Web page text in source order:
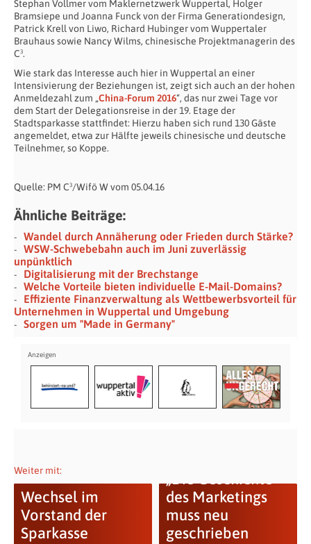
Stephan Vollmer vom Maklernetzwerk Wuppertal, Holger
Bramsiepe und Joanna Funck von der Firma Generationdesign,
Patrick Krell von Liwo, Richard Hubinger vom Wuppertaler
Brauhaus sowie Nancy Wilms, chinesische Projektmanagerin des
C³.
Wie stark das Interesse auch hier in Wuppertal an einer
Intensivierung der Beziehungen ist, zeigt sich auch an der hohen
Anmeldezahl zum „China-Forum 2016“, das nur zwei Tage vor
dem Start der Delegationsreise in der 19. Etage der
Stadtsparkasse stattfindet: Hierzu haben sich rund 130 Gäste
angemeldet, etwa zur Hälfte jeweils chinesische und deutsche
Teilnehmer, so Koppe.
Quelle: PM C³/Wifö W vom 05.04.16
Ähnliche Beiträge:
Wandel durch Annäherung oder Frieden durch Stärke?
WSW-Schwebebahn auch im Juni zuverlässig
unpünktlich
Digitalisierung mit der Brechstange
Welche Vorteile bieten individuelle E-Mail-Domains?
Effiziente Finanzverwaltung als Wettbewerbsvorteil für
Unternehmen in Wuppertal und Umgebung
Sorgen um "Made in Germany"
Weiter mit:
Wechsel im
Vorstand der
Sparkasse
des Marketings
muss neu
geschrieben